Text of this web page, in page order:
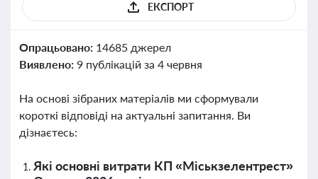
ЕКСПОРТ
Опрацьовано: 14685 джерел
Виявлено: 9 публікацій за 4 червня
На основі зібраних матеріалів ми сформували
короткі відповіді на актуальні запитання. Ви
дізнаєтесь:
Які основні витрати КП «Міськзелентрест»